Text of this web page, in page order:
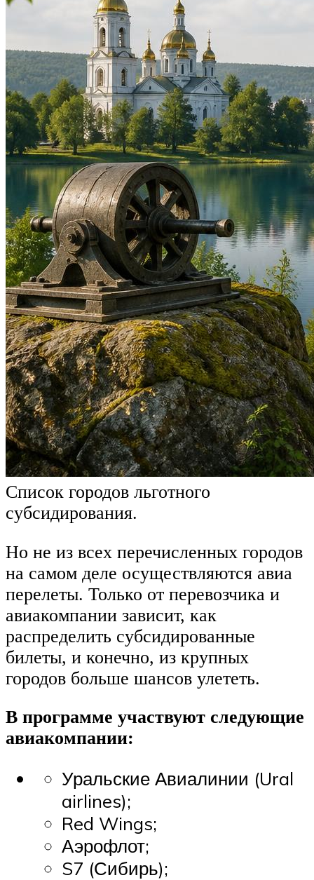
Список городов льготного
субсидирования.
Но не из всех перечисленных городов
на самом деле осуществляются авиа
перелеты. Только от перевозчика и
авиакомпании зависит, как
распределить субсидированные
билеты, и конечно, из крупных
городов больше шансов улететь.
В программе участвуют следующие
авиакомпании:
Уральские Авиалинии (Ural
airlines);
Red Wings;
Аэрофлот;
S7 (Сибирь);